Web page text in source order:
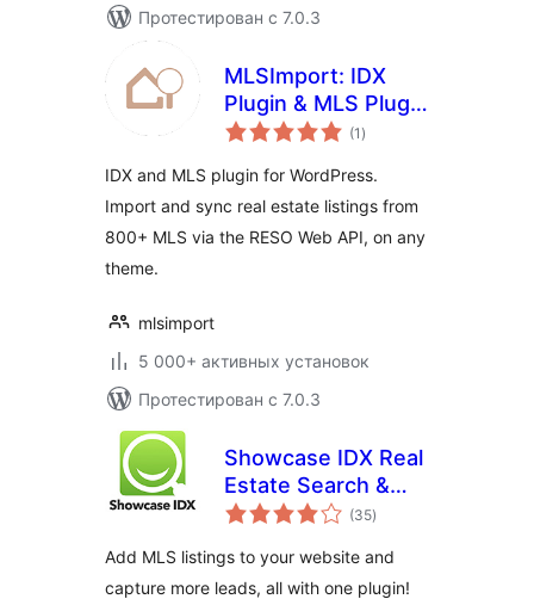
Протестирован с 7.0.3
MLSImport: IDX
Plugin & MLS Plugin
for Real Estate
(1 общий
рейтинг
)
IDX and MLS plugin for WordPress.
Import and sync real estate listings from
800+ MLS via the RESO Web API, on any
theme.
mlsimport
5 000+ активных установок
Протестирован с 7.0.3
Showcase IDX Real
Estate Search &
Lead Capture(35общий
рейтинг
)
Add MLS listings to your website and
capture more leads, all with one plugin!